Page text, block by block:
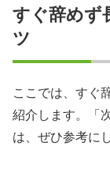
すぐ辞めず
ツ
ここでは、すぐ
紹介します。「
は、ぜひ参考に